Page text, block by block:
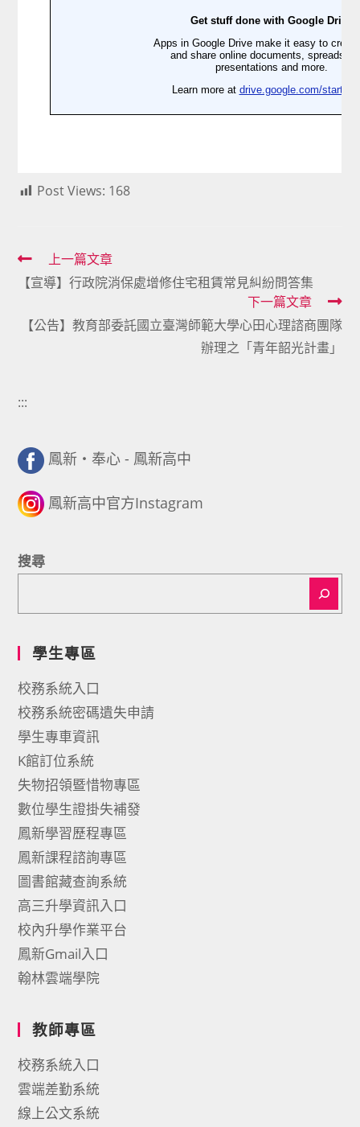
Post Views: 168
Read
more
articles
上一篇文章
【宣導】行政院消保處增修住宅租賃常見糾紛問答集
下一篇文章
【公告】教育部委託國立臺灣師範大學心田心理諮商團隊
辦理之「青年韶光計畫」
:::
鳳新・奉心 - 鳳新高中
鳳新高中官方Instagram
搜尋
學生專區
校務系統入口
校務系統密碼遺失申請
學生專車資訊
K館訂位系統
失物招領暨惜物專區
數位學生證掛失補發
鳳新學習歷程專區
鳳新課程諮詢專區
圖書館藏查詢系統
高三升學資訊入口
校內升學作業平台
鳳新Gmail入口
翰林雲端學院
教師專區
校務系統入口
雲端差勤系統
線上公文系統